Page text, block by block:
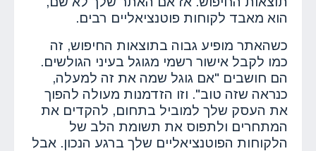
הוא מאבד לקוחות פוטנציאליים רבים.
כשהאתר מופיע גבוה בתוצאות החיפוש, זה
כמו לקבל אישור רשמי מגוגל בעיני הגולשים.
הם חושבים "אם גוגל שמה את זה למעלה,
כנראה שזה טוב". וזו הזדמנות מעולה להפוך
את העסק שלך למוביל בתחום, להקדים את
המתחרים ולתפוס את תשומת הלב של
הלקוחות הפוטנציאליים שלך ברגע הנכון. אבל